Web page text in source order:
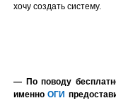
хочу создать систему.
— По поводу
именноОГИ